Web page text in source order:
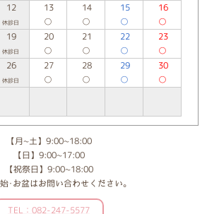
12
休診日
13
○
14
○
15
○
16
○
19
休診日
20
○
21
○
22
○
23
○
26
休診日
27
○
28
○
29
○
30
○
【月~土】9:00~18:00
【日】9:00~17:00
【祝祭日】9:00~18:00
･お盆はお問い合わせください。
TEL：082-247-5577